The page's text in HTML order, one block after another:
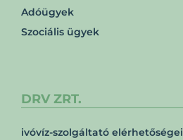
Adóügyek
Szociális ügyek
DRV ZRT.
ivóvíz-szolgáltató elérhetőségei